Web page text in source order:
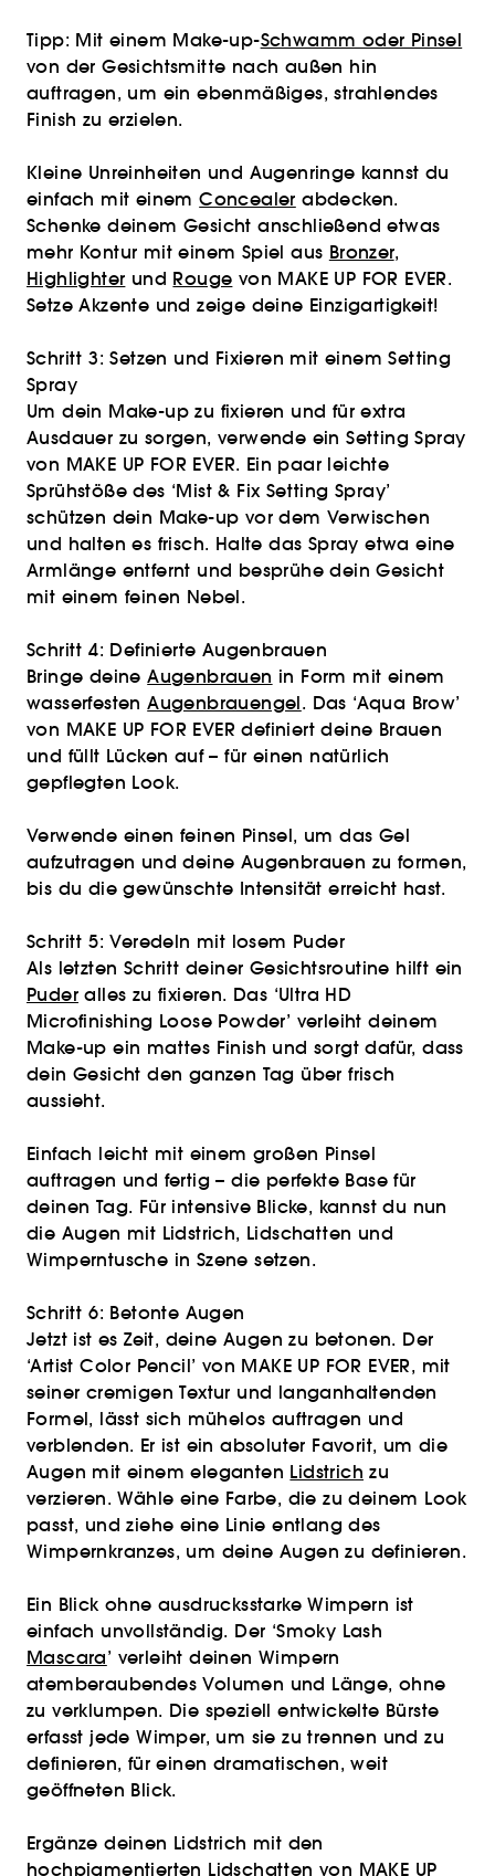
Tipp: Mit einem Make-up-Schwamm oder Pinsel
von der Gesichtsmitte nach außen hin
auftragen, um ein ebenmäßiges, strahlendes
Finish zu erzielen.
Kleine Unreinheiten und Augenringe kannst du
einfach mit einemConcealer abdecken.
Schenke deinem Gesicht anschließend etwas
mehr Kontur mit einem Spiel aus Bronzer,
Highlighter und Rouge von MAKE UP FOR EVER.
Setze Akzente und zeige deine Einzigartigkeit!
Schritt 3: Setzen und Fixieren mit einem Setting
Spray
Um dein Make-up zu fixieren und für extra
Ausdauer zu sorgen, verwende ein Setting Spray
von MAKE UP FOR EVER. Ein paar leichte
Sprühstöße des ‘Mist & Fix Setting Spray’
schützen dein Make-up vor dem Verwischen
und halten es frisch. Halte das Spray etwa eine
Armlänge entfernt und besprühe dein Gesicht
mit einem feinen Nebel.
Schritt 4: Definierte Augenbrauen
Bringe deineAugenbrauen in Form mit einem
wasserfestenAugenbrauengel. Das ‘Aqua Brow’
von MAKE UP FOR EVER definiert deine Brauen
und füllt Lücken auf – für einen natürlich
gepflegten Look.
Verwende einen feinen Pinsel, um das Gel
aufzutragen und deine Augenbrauen zu formen,
bis du die gewünschte Intensität erreicht hast.
Schritt 5: Veredeln mit losem Puder
Als letzten Schritt deiner Gesichtsroutine hilft ein
Puder alles zu fixieren. Das ‘Ultra HD
Microfinishing Loose Powder’ verleiht deinem
Make-up ein mattes Finish und sorgt dafür, dass
dein Gesicht den ganzen Tag über frisch
aussieht.
Einfach leicht mit einem großen Pinsel
auftragen und fertig – die perfekte Base für
deinen Tag. Für intensive Blicke, kannst du nun
die Augen mit Lidstrich, Lidschatten und
Wimperntusche in Szene setzen.
Schritt 6: Betonte Augen
Jetzt ist es Zeit, deine Augen zu betonen. Der
‘Artist Color Pencil’ von MAKE UP FOR EVER, mit
seiner cremigen Textur und langanhaltenden
Formel, lässt sich mühelos auftragen und
verblenden. Er ist ein absoluter Favorit, um die
Augen mit einem eleganten Lidstrich zu
verzieren. Wähle eine Farbe, die zu deinem Look
passt, und ziehe eine Linie entlang des
Wimpernkranzes, um deine Augen zu definieren.
Ein Blick ohne ausdrucksstarke Wimpern ist
einfach unvollständig. Der ‘Smoky Lash
Mascara’ verleiht deinen Wimpern
atemberaubendes Volumen und Länge, ohne
zu verklumpen. Die speziell entwickelte Bürste
erfasst jede Wimper, um sie zu trennen und zu
definieren, für einen dramatischen, weit
geöffneten Blick.
Ergänze deinen Lidstrich mit den
hochpigmentierten Lidschatten von MAKE UP